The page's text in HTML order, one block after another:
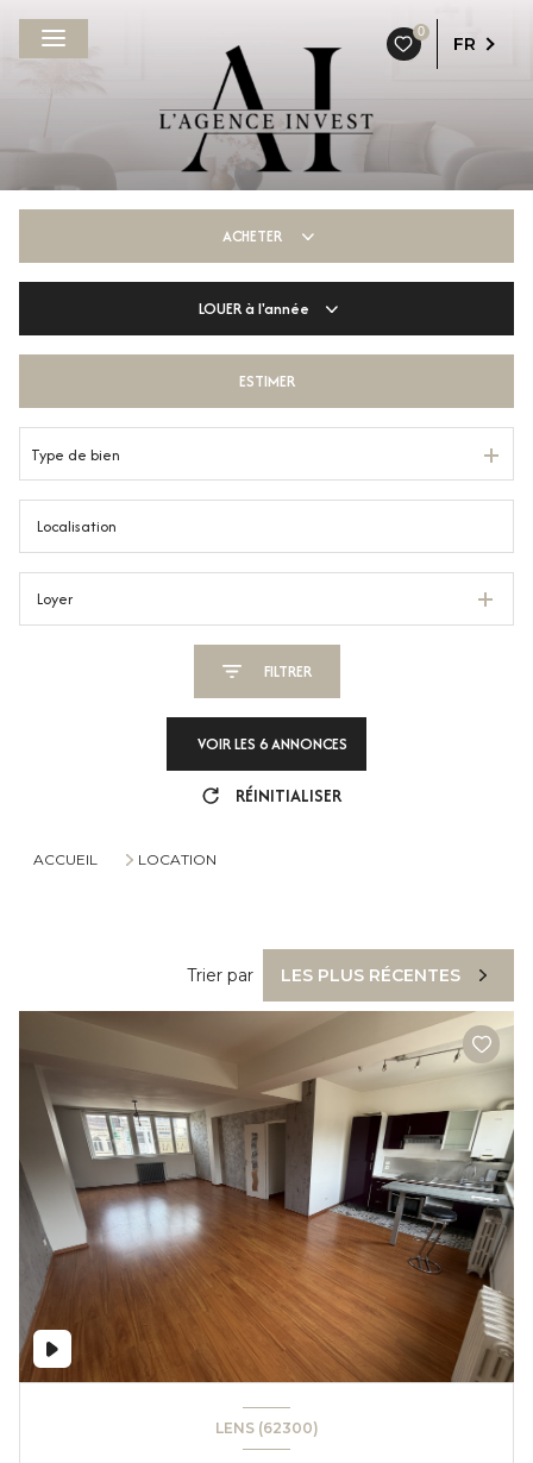
0
FR
ACHETER
De l'immo pro
LOUERà l'année
De l'immo pro
ESTIMER
Type de bien
Loyer
FILTRER
VOIR LES 6ANNONCES
RÉINITIALISER
ACCUEIL LOCATION
Trier par LES PLUS RÉCENTES
LENS (62300)